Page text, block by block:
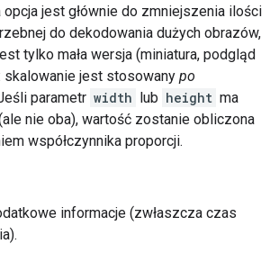
opcja jest głównie do zmniejszenia ilości
do dekodowania dużych obrazów,
tylko mała wersja (miniatura, podgląd
skalowanie jest stosowany po
parametr width lub height ma
nie oba), wartość zostanie obliczona
współczynnika proporcji.
informacje (zwłaszcza czas